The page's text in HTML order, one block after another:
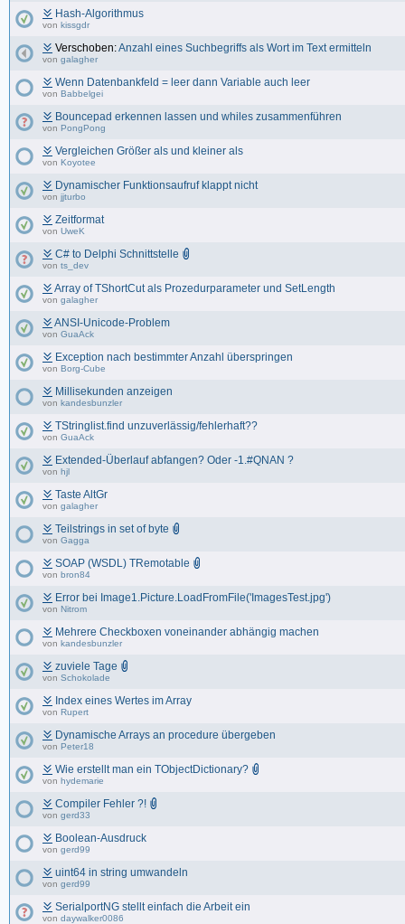
Hash-Algorithmus
von kissgdr
Verschoben:Anzahl eines Suchbegriffs als Wort im Text ermitteln
von galagher
Wenn Datenbankfeld = leer dann Variable auch leer
von Babbelgei
Bouncepad erkennen lassen und whiles zusammenführen
von PongPong
Vergleichen Größer als und kleiner als
von Koyotee
Dynamischer Funktionsaufruf klappt nicht
von jjturbo
Zeitformat
von UweK
C# to Delphi Schnittstelle
von ts_dev
Array of TShortCut als Prozedurparameter und SetLength
von galagher
ANSI-Unicode-Problem
von GuaAck
Exception nach bestimmter Anzahl überspringen
von Borg-Cube
Millisekunden anzeigen
von kandesbunzler
TStringlist.find unzuverlässig/fehlerhaft??
von GuaAck
Extended-Überlauf abfangen? Oder -1.#QNAN ?
von hjl
Taste AltGr
von galagher
Teilstrings in set of byte
von Gagga
SOAP (WSDL) TRemotable
von bron84
Error bei Image1.Picture.LoadFromFile('ImagesTest.jpg')
von Nitrom
Mehrere Checkboxen voneinander abhängig machen
von kandesbunzler
zuviele Tage
von Schokolade
Index eines Wertes im Array
von Rupert
Dynamische Arrays an procedure übergeben
von Peter18
Wie erstellt man ein TObjectDictionary?
von hydemarie
Compiler Fehler ?!
von gerd33
Boolean-Ausdruck
von gerd99
uint64 in string umwandeln
von gerd99
SerialportNG stellt einfach die Arbeit ein
von daywalker0086